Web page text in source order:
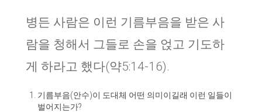
병든 사람은 이런 기름부음을 받은 사
람을 청해서 그들로 손을 얹고 기도하
게 하라고 했다(약5:14-16).
기름부음(안수)이 도대체 어떤 의미이길래 이런 일들이
벌어지는가?